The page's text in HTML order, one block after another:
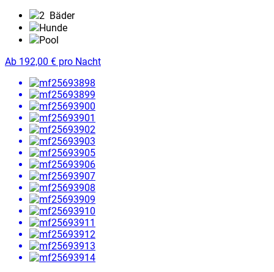
2 Bäder
Hunde
Pool
Ab 192,00 € pro Nacht